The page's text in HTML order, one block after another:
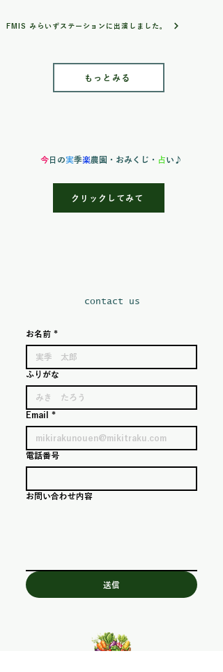
FMIS みらいずステーションに出演しました。
もっとみる
今日の実季楽農園 ・おみくじ・ 占い♪
クリックしてみて
​contact us
お名前 *
ふりがな
Email *
電話番号
お問い合わせ内容
送信